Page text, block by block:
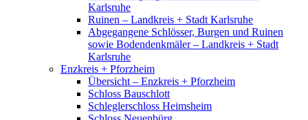
Karlsruhe
Ruinen – Landkreis + Stadt Karlsruhe
Abgegangene Schlösser, Burgen und Ruinen
sowie Bodendenkmäler – Landkreis + Stadt
Karlsruhe
Enzkreis + Pforzheim
Übersicht – Enzkreis + Pforzheim
Schloss Bauschlott
Schleglerschloss Heimsheim